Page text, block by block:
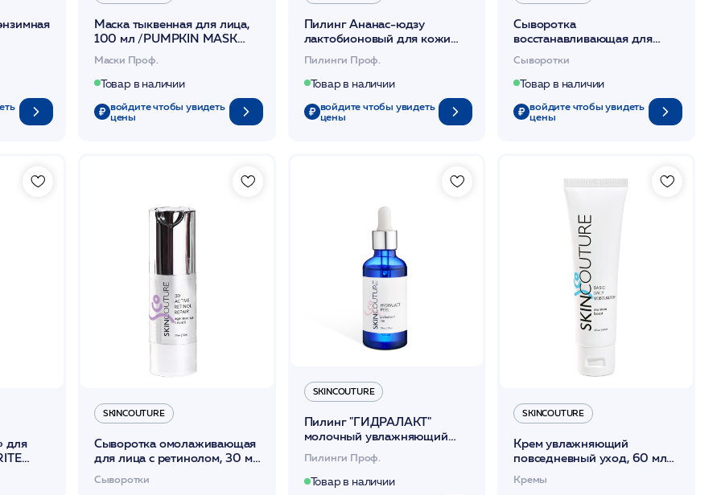
Маска тыквенная для лица,
100 мл /PUMPKIN MASK
Маски Проф.
Товар в наличии
войдите чтобы увидеть
цены
Пилинг Ананас-юдзу
лактобионовый для кожи
YUDZU RESURFACER
/SKINCOUTURE*
Пилинги Проф.
Товар в наличии
войдите чтобы увидеть
цены
Сыворотка
восстанавливающая для
/ROSE-EASE REPAIR SERUM
/SKINCOUTURE*
Сыворотки
Товар в наличии
войдите чтобы увидеть
цены
для
SKINCOUTURE
Сыворотка омолаживающая
для лица с ретинолом, 30 мл
3D /SKINCOUTURE*
Сыворотки
SKINCOUTURE
Пилинг "ГИДРАЛАКТ"
молочный увлажняющий
50мл /HYDRALACT PEEL
/SKINCOUTURE
Пилинги Проф.
Товар в наличии
SKINCOUTURE
Крем увлажняющий
повседневный уход, 60 мл
/SKINCOUTURE*
Кремы